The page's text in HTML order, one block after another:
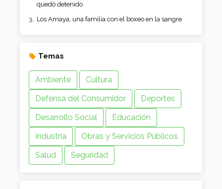
quedó detenido
Los Amaya, una familia con el boxeo en la sangre
Temas
Ambiente
Cultura
Defensa del Consumidor
Deportes
Desarrollo Social
Educación
Industria
Obras y Servicios Públicos
Salud
Seguridad